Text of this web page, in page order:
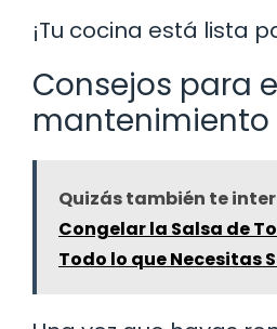
¡Tu cocina está lista
Consejos para
mantenimiento
Quizás también te
Congelar la Salsa de
Todo lo que Necesitas